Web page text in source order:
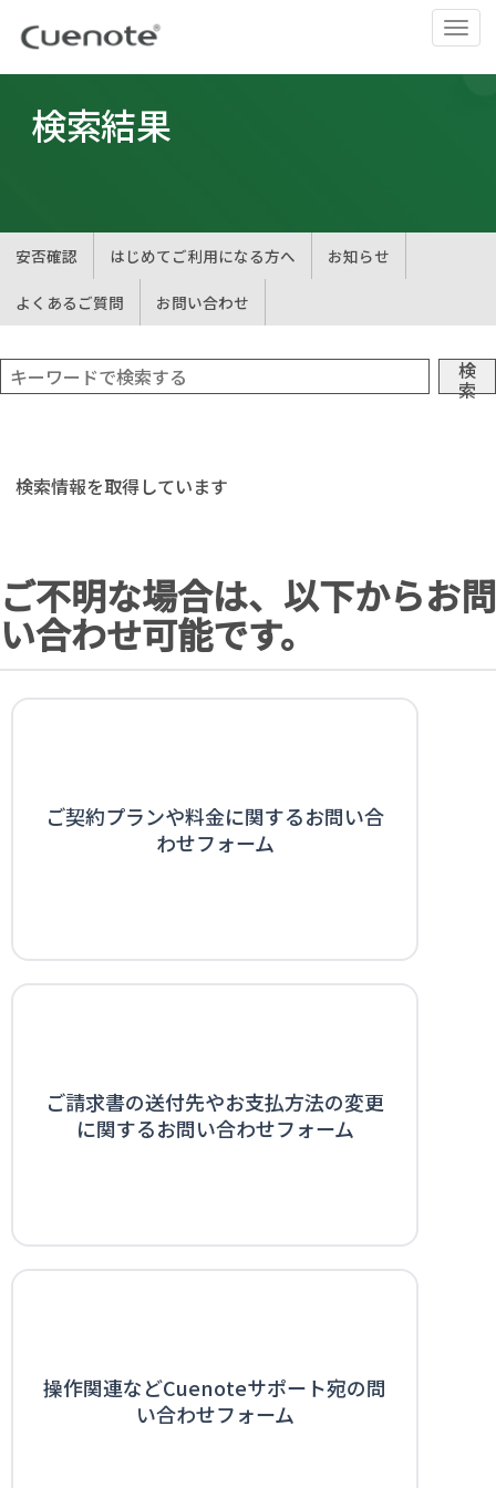
ナ
ビ
ゲ
切
検索結果
安否確認 はじめてご利用になる方へ お知らせ
よくあるご質問 お問い合わせ
検
索
検索情報を取得しています
ご不明な場合は、以下からお問
い合わせ可能です。
ご契約プランや料金に関するお問い合
わせフォーム
ご請求書の送付先やお支払方法の変更
に関するお問い合わせフォーム
操作関連などCuenoteサポート宛の問
い合わせフォーム